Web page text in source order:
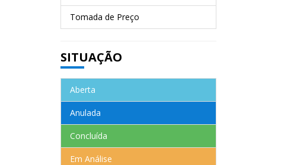
Tomada de Preço
SITUAÇÃO
Aberta
Anulada
Concluída
Em Análise